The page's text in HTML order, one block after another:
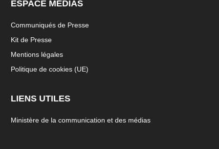
ESPACE MÉDIAS
Communiqués de Presse
Kit de Presse
Mentions légales
Politique de cookies (UE)
LIENS UTILES
Ministère de la communication et des médias